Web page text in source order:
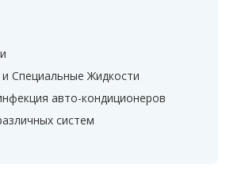
Специальные Жидкости
авто-кондиционеров
систем